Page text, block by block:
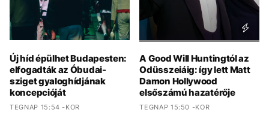
Új híd épülhet Budapesten:
elfogadták az Óbudai-
sziget gyaloghídjának
koncepcióját
TEGNAP 15:54 -KOR
A Good Will Huntingtól az
Odüsszeiáig: így lett Matt
Damon Hollywood
elsőszámú hazatérője
TEGNAP 15:50 -KOR